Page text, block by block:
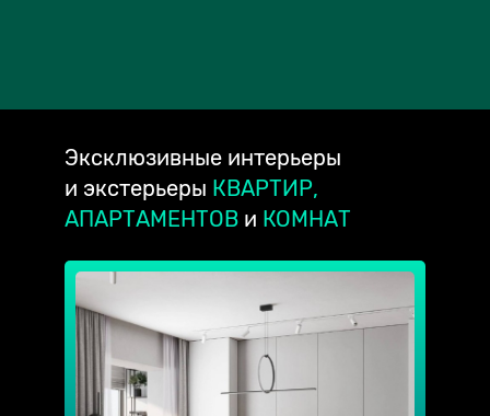
Эксклюзивные интерьеры
и экстерьеры КВАРТИР,
АПАРТАМЕНТОВ и КОМНАТ